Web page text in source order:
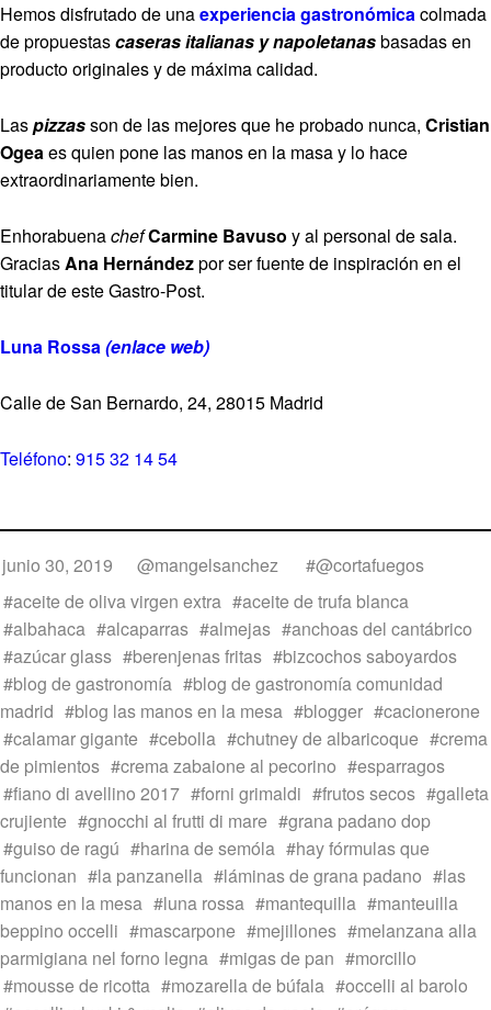
Hemos disfrutado de unaexperiencia gastronómicacolmada
de propuestascaseras italianas y napoletanasbasadas en
producto originales y de máxima calidad.
Laspizzasson de las mejores que he probado nunca, Cristian
Ogeaes quien pone las manos en la masa y lo hace
extraordinariamente bien.
EnhorabuenachefCarmine Bavuso y al personal de sala.
GraciasAna Hernándezpor ser fuente de inspiración en el
titular de este Gastro-Post.
Luna Rossa(enlace web)
Calle de San Bernardo, 24, 28015 Madrid
Teléfono: 915 32 14 54
junio 30, 2019 @mangelsanchez
@cortafuegos
aceite de oliva virgen extra
aceite de trufa blanca
albahaca
alcaparras almejas
anchoas del cantábrico
azúcar glass
berenjenas fritas
bizcochos saboyardos
blog de gastronomía
blog de gastronomía comunidad
madrid
blog las manos en la mesa blogger
cacionerone
calamar gigante
cebolla chutney de albaricoque
crema
de pimientos
crema zabaione al pecorino
esparragos
fiano di avellino 2017
forni grimaldi frutos secos
galleta
crujiente
gnocchi al frutti di mare
grana padano dop
guiso de ragú
harina de semóla
hay fórmulas que
funcionan
la panzanella láminas de grana padano
las
manos en la mesa
luna rossa mantequilla
manteuilla
beppino occelli
mascarpone mejillones
melanzana alla
parmigiana nel forno legna
migas de pan
morcillo
mousse de ricotta
mozarella de búfala
occelli al barolo